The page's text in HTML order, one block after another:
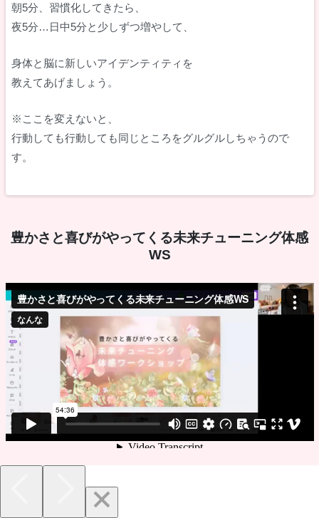
朝5分、習慣化してきたら、
夜5分…日中5分と少しずつ増やして、
身体と脳に新しいアイデンティティを
教えてあげましょう。
※ここを変えないと、
行動しても行動しても同じところをグルグルしちゃうので
す。
豊かさと喜びがやってくる未来チューニング体感
WS